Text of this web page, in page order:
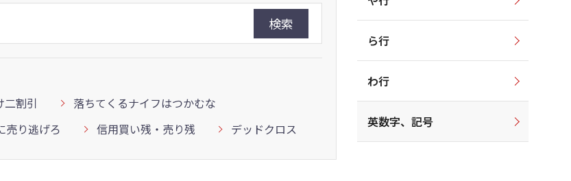
検索
二割引
落ちてくるナイフはつかむな
売り逃げろ 信用買い残・売り残 デッドクロス
ら行
わ行
英数字、記号